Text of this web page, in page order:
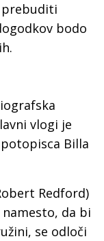
prebuditi
bodo
vlogi je
Billa
Redford)
da bi
se odloči